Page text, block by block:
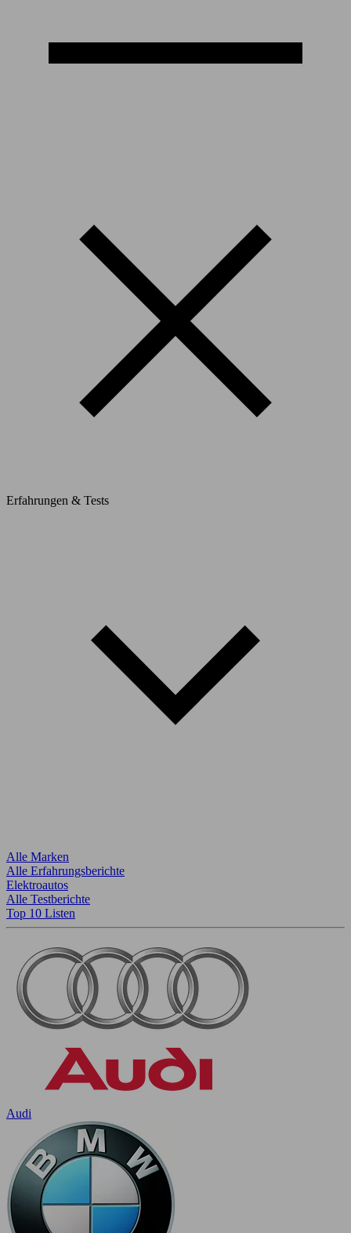
Erfahrungen & Tests
Alle Marken
Alle Erfahrungsberichte
Elektroautos
Alle Testberichte
Top 10 Listen
Audi